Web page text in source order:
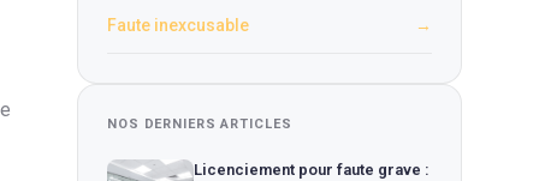
Faute inexcusable →
NOS DERNIERS ARTICLES
Licenciement pour faute grave :